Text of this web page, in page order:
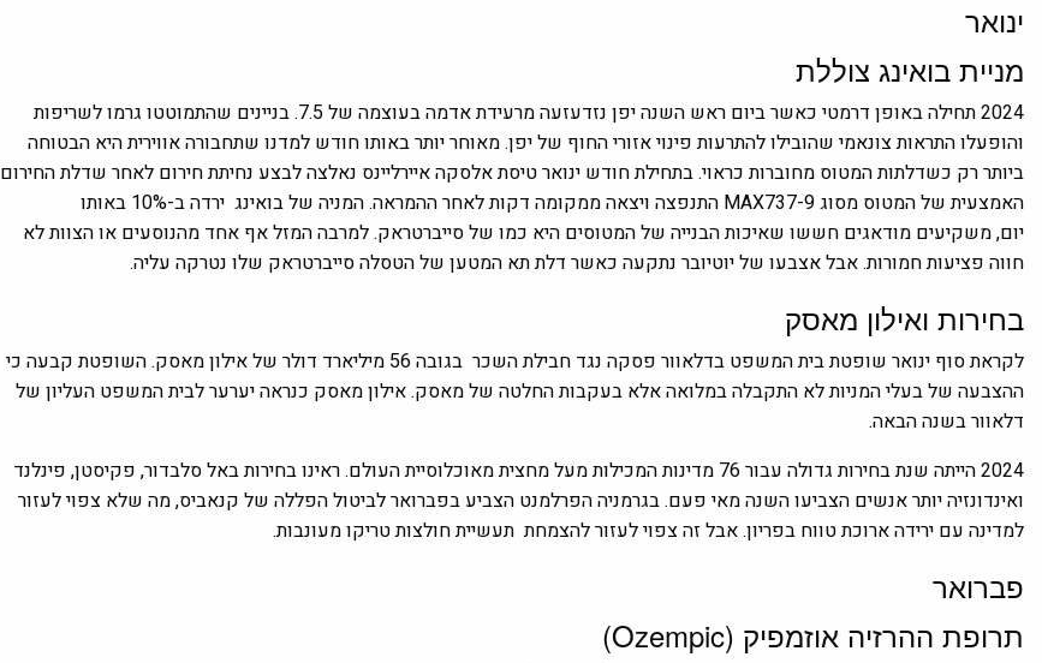
ינואר
מניית בואינג צוללת
2024 תחילה באופן דרמטי כאשר ביום ראש השנה יפן נזדעזעה מרעידת אדמה בעוצמה של 7.5. בניינים שהתמוטטו גרמו לשריפות
והופעלו התראות צונאמי שהובילו להתרעות פינוי אזורי החוף של יפן. מאוחר יותר באותו חודש למדנו שתחבורה אווירית היא הבטוחה
ביותר רק כשדלתות המטוס מחוברות כראוי. בתחילת חודש ינוארטיסת אלסקה איירליינס נאלצה לבצע נחיתת חירום לאחר שדלת החירום
האמצעית של המטוס מסוג MAX737-9 התנפצה ויצאה ממקומה דקות לאחר ההמראה. המניה של בואינג
ירדה ב-10% באותו
יום,משקיעים מודאגים חששו שאיכות הבנייה של המטוסים היא כמו של סייברטראק.למרבה המזל אף אחד מהנוסעים או הצוות לא
חווה פציעות חמורות. אבל אצבעו של יוטיובר נתקעה כאשר דלת תא המטען של הטסלה סייברטראק שלו נטרקה עליה.
בחירות ואילון מאסק
לקראת סוף ינואר שופטת בית המשפט בדלאוור פסקה נגד חבילת השכר בגובה 56 מיליארד דולר של אילון מאסק. השופטת קבעה כי
ההצבעה של בעלי המניות לא התקבלה במלואה אלא בעקבות החלטה של מאסק. אילון מאסק כנראה יערער לבית המשפט העליון של
דלאוור בשנה הבאה.
2024 הייתה שנת בחירות גדולה עבור 76 מדינות המכילות מעל מחצית מאוכלוסיית העולם. ראינו בחירות באל סלבדור, פקיסטן, פינלנד
ואינדונזיה יותר אנשים הצביעו השנה מאי פעם. בגרמניה הפרלמנט הצביע בפברואר לביטול הפללה של קנאביס, מה שלא צפוי לעזור
למדינה עם ירידה ארוכת טווח בפריון. אבל זה צפוי לעזור להצמחת תעשיית חולצות טריקו מעונבות.
פברואר
תרופת ההרזיה אוזמפיק (Ozempic)